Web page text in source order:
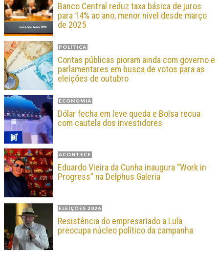
Banco Central reduz taxa básica de juros
para 14% ao ano, menor nível desde março
de 2025
POLÍTICA
Contas públicas pioram ainda com governo e
parlamentares em busca de votos para as
eleições de outubro
ECONOMIA
Dólar fecha em leve queda e Bolsa recua
com cautela dos investidores
ACONTECE
Eduardo Vieira da Cunha inaugura “Work in
Progress” na Delphus Galeria
ELEIÇÕES 2026
Resistência do empresariado a Lula
preocupa núcleo político da campanha